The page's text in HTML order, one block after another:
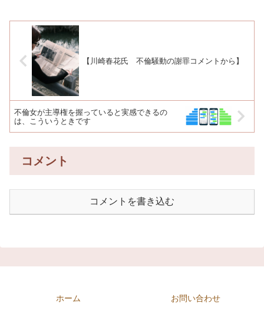
【川崎春花氏 不倫騒動の謝罪コメントから】
不倫女が主導権を握っていると実感できるの
は、こういうときです
コメント
コメントを書き込む
ホーム
お問い合わせ